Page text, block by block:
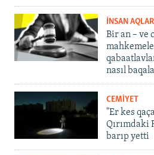
İNSAN
Bir an – ve
nasıl
CEMİYET
"Er kes
Qırımdaki
barıp yetti